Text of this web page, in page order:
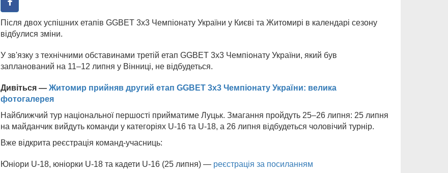
Після двох успішних етапів GGBET 3х3 Чемпіонату України у Києві та Житомирі в календарі сезону
відбулися зміни.
У зв'язку з технічними обставинами третій етап GGBET 3х3 Чемпіонату України, який був
запланований на 11–12 липня у Вінниці, не відбудеться.
Дивіться — Житомир прийняв другий етап GGBET 3х3 Чемпіонату України: велика
фотогалерея
Найближчий тур національної першості прийматиме Луцьк. Змагання пройдуть 25–26 липня: 25 липня
на майданчик вийдуть команди у категоріях U-16 та U-18, а 26 липня відбудеться чоловічий турнір.
Вже відкрита реєстрація команд-учасниць:
Юніори U-18, юніорки U-18 та кадети U-16 (25 липня) — реєстрація за посиланням